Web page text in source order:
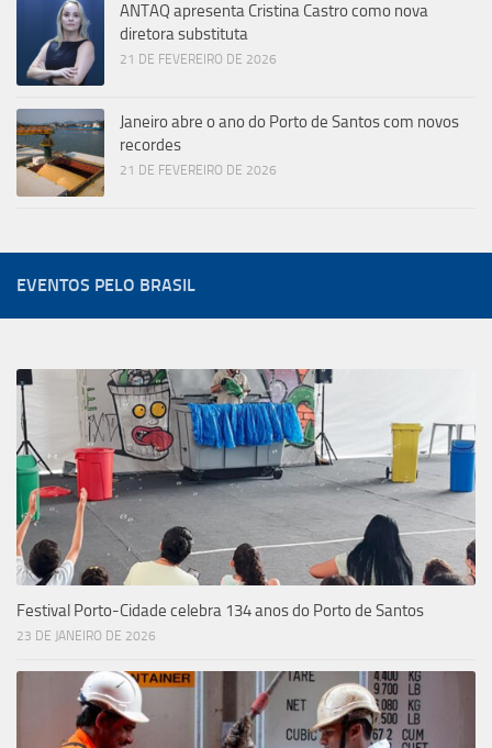
ANTAQ apresenta Cristina Castro como nova
diretora substituta
21 DE FEVEREIRO DE 2026
Janeiro abre o ano do Porto de Santos com novos
recordes
21 DE FEVEREIRO DE 2026
EVENTOS PELO BRASIL
Festival Porto-Cidade celebra 134 anos do Porto de Santos
23 DE JANEIRO DE 2026